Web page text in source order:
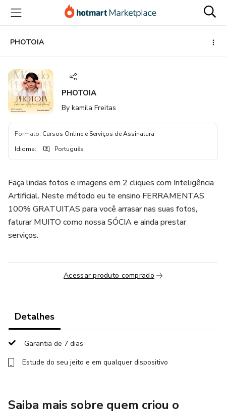
para
conteúdo
principal
para
pagamento
para
rodapé
PHOTOIA
PHOTOIA
By kamila Freitas
Formato: Cursos Online e Serviços de Assinatura
Idioma: Português
Faça lindas fotos e imagens em 2 cliques com Inteligência
Artificial. Neste método eu te ensino FERRAMENTAS
100% GRATUITAS para você arrasar nas suas fotos,
faturar MUITO como nossa SÓCIA e ainda prestar
serviços.
Acessar produto comprado
Detalhes
Garantia de 7 dias
Estude do seu jeito e em qualquer dispositivo
Saiba mais sobre quem criou o